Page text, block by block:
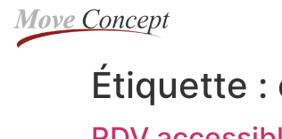
Étiquette :